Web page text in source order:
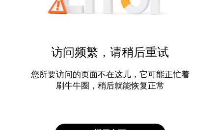
访问频繁，请稍后重试
您所要访问的页面不在这儿，它可能正忙着
刷牛牛圈，稍后就能恢复正常